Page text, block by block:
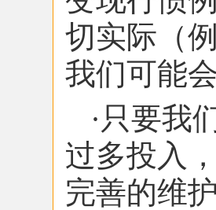
切实际（
我们可能
·只要我
过多投入
完善的维